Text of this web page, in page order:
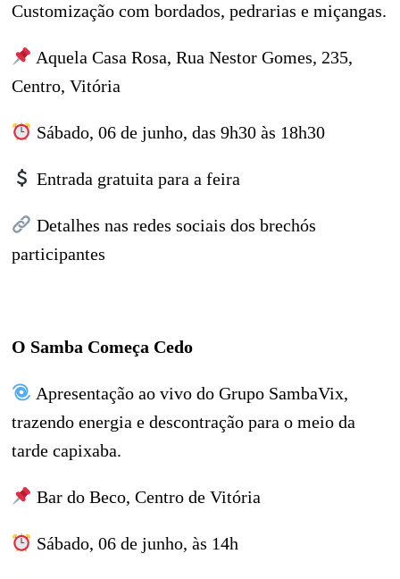
Customização com bordados, pedrarias e miçangas.
Aquela Casa Rosa, Rua Nestor Gomes, 235,
Centro, Vitória
Sábado, 06 de junho, das 9h30 às 18h30
Entrada gratuita para a feira
Detalhes nas redes sociais dos brechós
participantes
O Samba Começa Cedo
Apresentação ao vivo do Grupo SambaVix,
trazendo energia e descontração para o meio da
tarde capixaba.
Bar do Beco, Centro de Vitória
Sábado, 06 de junho, às 14h